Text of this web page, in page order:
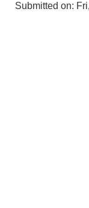
Submitted on: